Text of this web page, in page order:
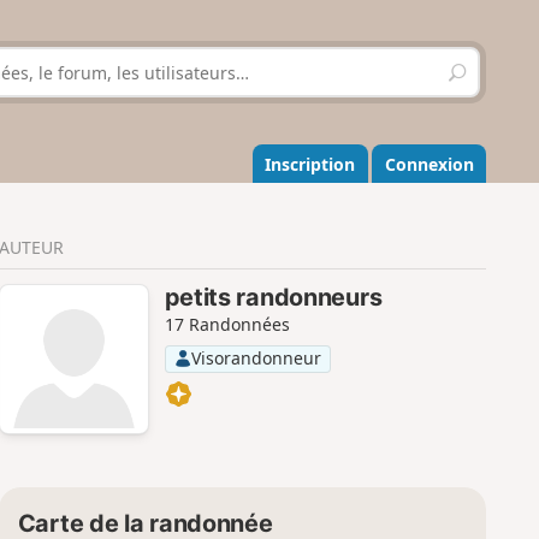
R
e
h
e
r
r
Inscription Connexion
AUTEUR
petits randonneurs
17 Randonnées
Visorandonneur
Carte de la randonnée